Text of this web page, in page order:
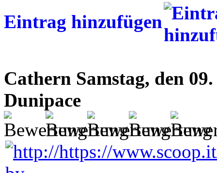
Eintrag hinzufügen
Cathern Samstag, den
Dunipace